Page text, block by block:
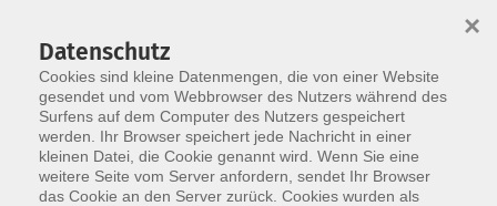
Skip to main content
Portugiesisch/Brasilianisch
Datenschutz
Cookies sind kleine Datenmengen, die von einer Website
gesendet und vom Webbrowser des Nutzers während des
Surfens auf dem Computer des Nutzers gespeichert
werden. Ihr Browser speichert jede Nachricht in einer
kleinen Datei, die Cookie genannt wird. Wenn Sie eine
weitere Seite vom Server anfordern, sendet Ihr Browser
das Cookie an den Server zurück. Cookies wurden als
×